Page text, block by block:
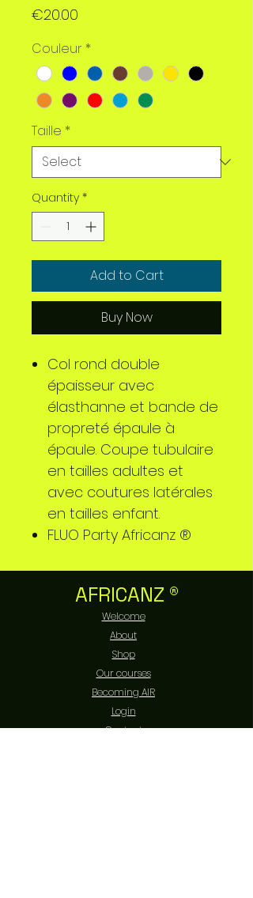
€20.00
Couleur *
Taille *
Quantity *
Add to Cart
Buy Now
Col rond double
épaisseur avec
élasthanne et bande de
propreté épaule à
épaule. Coupe tubulaire
en tailles adultes et
avec coutures latérales
en tailles enfant.
FLUO Party Africanz ®
AFRICANZ ®
Welcome
About
Shop
Our courses
Becoming AIR
Login
Contact